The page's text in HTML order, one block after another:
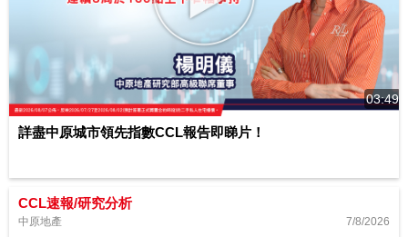
03:49
詳盡中原城市領先指數CCL報告即睇片！
CCL速報/研究分析
中原地產 7/8/2026